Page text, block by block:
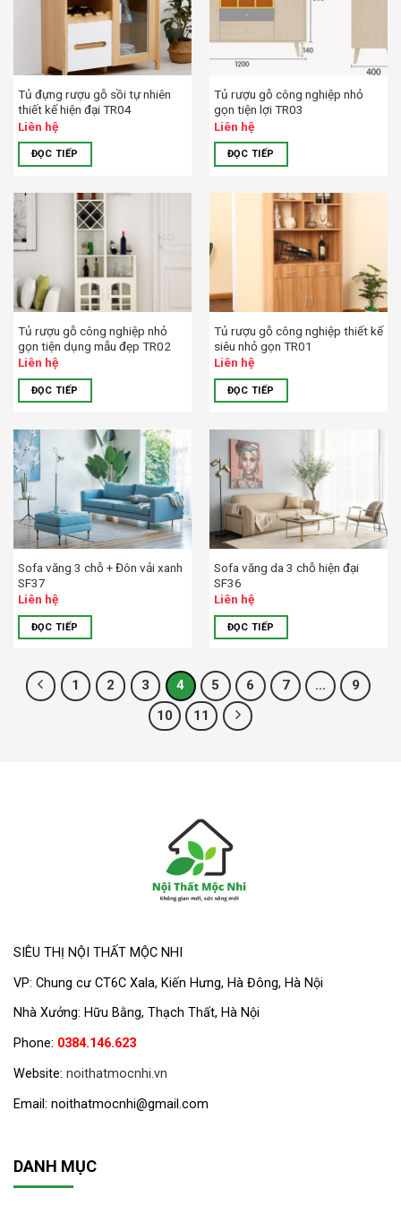
Tủ đựng rượu gỗ sồi tự nhiên
thiết kế hiện đại TR04
Liên hệ
ĐỌC TIẾP
Tủ rượu gỗ công nghiệp nhỏ
gọn tiện lợi TR03
Liên hệ
ĐỌC TIẾP
Tủ rượu gỗ công nghiệp nhỏ
gọn tiện dụng mẫu đẹp TR02
Liên hệ
ĐỌC TIẾP
Tủ rượu gỗ công nghiệp thiết kế
siêu nhỏ gọn TR01
Liên hệ
ĐỌC TIẾP
Sofa văng 3 chỗ + Đôn vải xanh
SF37
Liên hệ
ĐỌC TIẾP
Sofa văng da 3 chỗ hiện đại
SF36
Liên hệ
ĐỌC TIẾP
1 2 3 4 5 6 7 …
9
10
11
SIÊU THỊ NỘI THẤT MỘC NHI
VP: Chung cư CT6C Xala, Kiến Hưng, Hà Đông, Hà Nội
Nhà Xưởng: Hữu Bằng, Thạch Thất, Hà Nội
Phone: 0384.146.623
Website: noithatmocnhi.vn
Email: noithatmocnhi@gmail.com
DANH MỤC